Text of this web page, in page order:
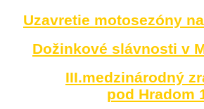
Uzavretie motosezóny
Dožinkové slávnosti v
III.medzinárodný
pod Hradom